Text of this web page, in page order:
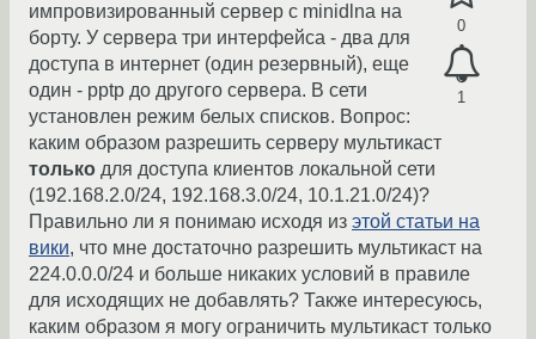
0
1
импровизированный сервер с minidlna на
борту. У сервера три интерфейса - два для
доступа в интернет (один резервный), еще
один - pptp до другого сервера. В сети
установлен режим белых списков. Вопрос:
каким образом разрешить серверу мультикаст
только для доступа клиентов локальной сети
(192.168.2.0/24, 192.168.3.0/24, 10.1.21.0/24)?
Правильно ли я понимаю исходя из этой статьи на
вики, что мне достаточно разрешить мультикаст на
224.0.0.0/24 и больше никаких условий в правиле
для исходящих не добавлять? Также интересуюсь,
каким образом я могу ограничить мультикаст только